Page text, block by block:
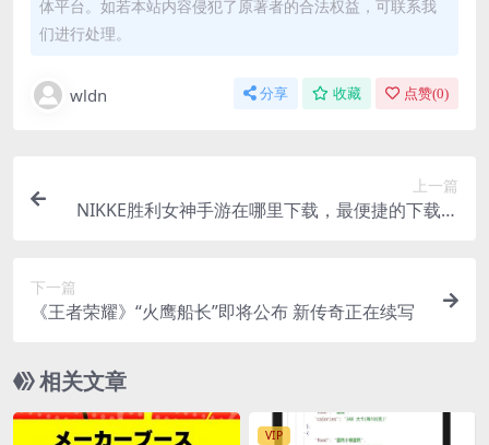
体平台。如若本站内容侵犯了原著者的合法权益，可联系我
们进行处理。
wldn 分享 收藏 点赞(0)
上一篇
NIKKE胜利女神手游在哪里下载，最便捷的下载方
下一篇
《王者荣耀》“火鹰船长”即将公布 新传奇正在续写
相关文章
VIP